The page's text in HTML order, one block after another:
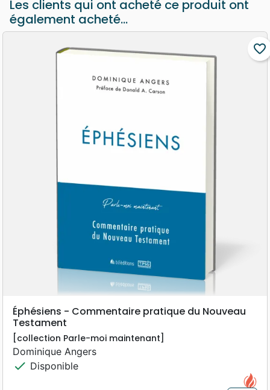
bestseller Connaître Dieu qui a été traduit
dans de nombreuses langues et tiré
à des centaines de milliers d’exemplaires.
Les clients qui ont acheté ce produit ont
également acheté...
favorite_border
Éphésiens - Commentaire pratique du Nouveau
Testament
[collection Parle-moi maintenant]
Dominique Angers
check Disponible